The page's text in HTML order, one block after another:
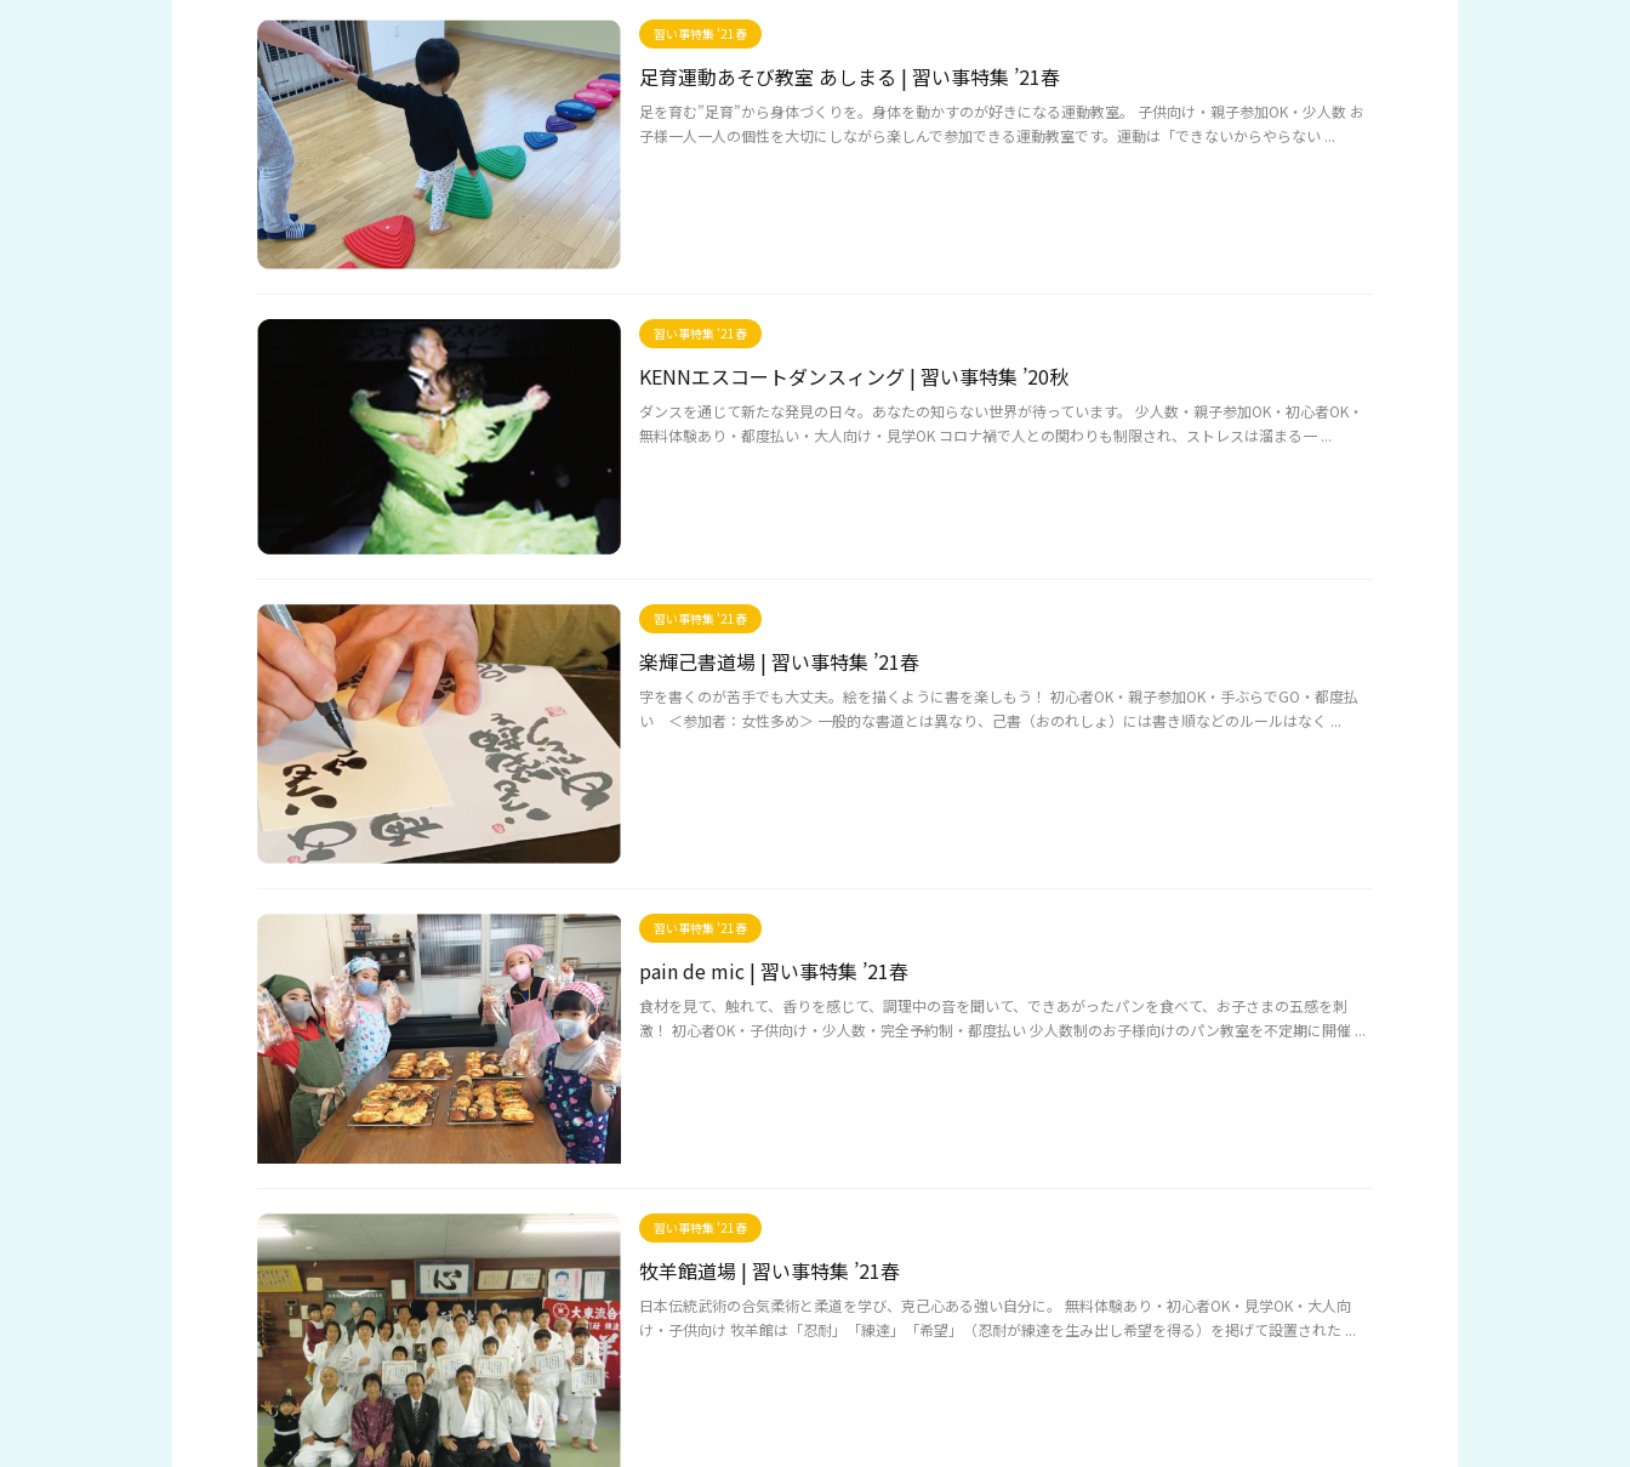
習い事特集 '21春
足育運動あそび教室 あしまる | 習い事特集 ’21春
足を育む”足育”から身体づくりを。身体を動かすのが好きになる運動教室。 子供向け・親子参加OK・少人数 お
子様一人一人の個性を大切にしながら楽しんで参加できる運動教室です。運動は「できないからやらない ...
習い事特集 '21春
KENNエスコートダンスィング | 習い事特集 ’20秋
ダンスを通じて新たな発見の日々。あなたの知らない世界が待っています。 少人数・親子参加OK・初心者OK・
無料体験あり・都度払い・大人向け・見学OK コロナ禍で人との関わりも制限され、ストレスは溜まる一 ...
習い事特集 '21春
楽輝己書道場 | 習い事特集 ’21春
字を書くのが苦手でも大丈夫。絵を描くように書を楽しもう！ 初心者OK・親子参加OK・手ぶらでGO・都度払
い ＜参加者：女性多め＞ 一般的な書道とは異なり、己書（おのれしょ）には書き順などのルールはなく ...
習い事特集 '21春
pain de mic | 習い事特集 ’21春
食材を見て、触れて、香りを感じて、調理中の音を聞いて、できあがったパンを食べて、お子さまの五感を刺
激！ 初心者OK・子供向け・少人数・完全予約制・都度払い 少人数制のお子様向けのパン教室を不定期に開催 ...
習い事特集 '21春
牧羊館道場 | 習い事特集 ’21春
日本伝統武術の合気柔術と柔道を学び、克己心ある強い自分に。 無料体験あり・初心者OK・見学OK・大人向
け・子供向け 牧羊館は「忍耐」「練達」「希望」（忍耐が練達を生み出し希望を得る）を掲げて設置された ...